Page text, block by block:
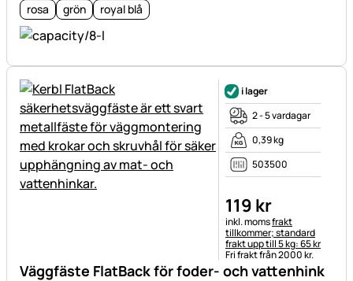
rosa grön royal blå
Väggfäste FlatBack för foder- och vattenhink
i lager
2 - 5 vardagar
0,39 kg
503500
119 kr
Skatteinformation:
inkl. momsfrakt
tillkommer; standard
frakt upp till 5 kg: 65 kr
Fri frakt från 2000 kr.